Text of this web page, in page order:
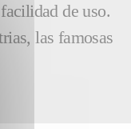
de uso.
las famosas